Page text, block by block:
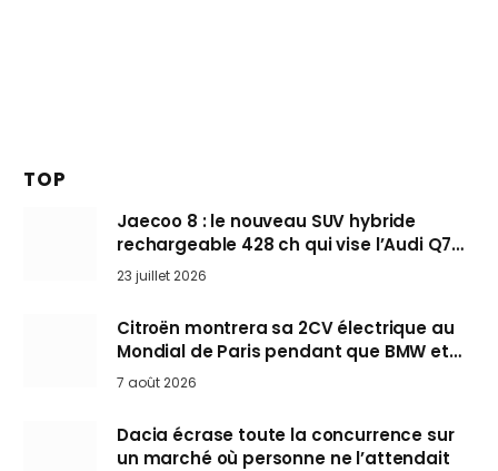
TOP
Jaecoo 8 : le nouveau SUV hybride
rechargeable 428 ch qui vise l’Audi Q7
arrive en Europe cet automne
23 juillet 2026
Citroën montrera sa 2CV électrique au
Mondial de Paris pendant que BMW et
Mini désertent le salon
7 août 2026
Dacia écrase toute la concurrence sur
un marché où personne ne l’attendait